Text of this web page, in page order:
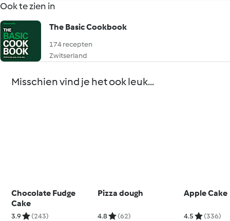
Ook te zien in
The Basic Cookbook
174 recepten
Zwitserland
Misschien vind je het ook leuk...
Chocolate Fudge
Cake
3.9 (243)
Pizza dough
4.8 (62)
Apple Cake
4.5 (336)